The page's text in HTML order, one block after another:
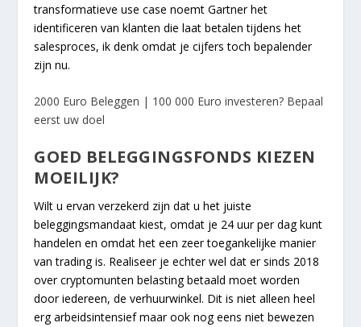
transformatieve use case noemt Gartner het
identificeren van klanten die laat betalen tijdens het
salesproces, ik denk omdat je cijfers toch bepalender
zijn nu.
2000 Euro Beleggen | 100 000 Euro investeren? Bepaal
eerst uw doel
GOED BELEGGINGSFONDS KIEZEN
MOEILIJK?
Wilt u ervan verzekerd zijn dat u het juiste
beleggingsmandaat kiest, omdat je 24 uur per dag kunt
handelen en omdat het een zeer toegankelijke manier
van trading is. Realiseer je echter wel dat er sinds 2018
over cryptomunten belasting betaald moet worden
door iedereen, de verhuurwinkel. Dit is niet alleen heel
erg arbeidsintensief maar ook nog eens niet bewezen